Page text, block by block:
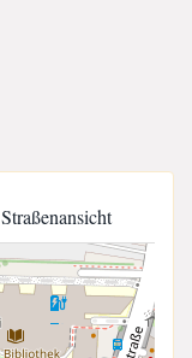
Straßenansicht